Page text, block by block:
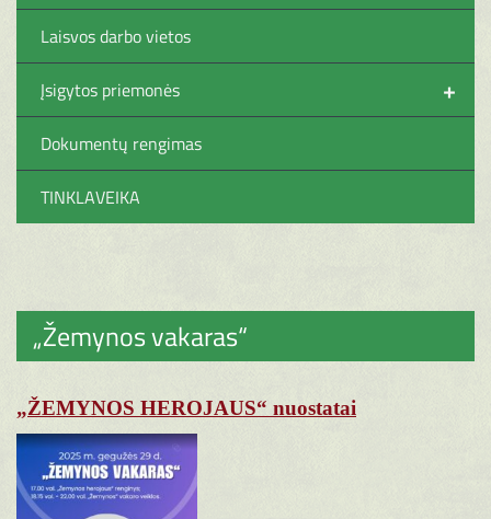
Laisvos darbo vietos
+
Įsigytos priemonės
Dokumentų rengimas
TINKLAVEIKA
„Žemynos vakaras“
„ŽEMYNOS HEROJAUS“ nuostatai